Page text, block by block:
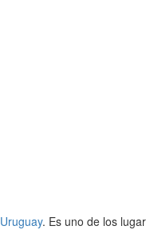
Uruguay. Es uno de los